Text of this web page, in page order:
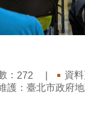
： 272 資
護：臺北市政府